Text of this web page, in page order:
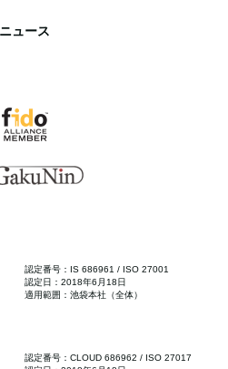
ニュース
認定番号：IS 686961 / ISO 27001
認定日：2018年6月18日
適用範囲：池袋本社（全体）
認定番号：CLOUD 686962 / ISO 27017